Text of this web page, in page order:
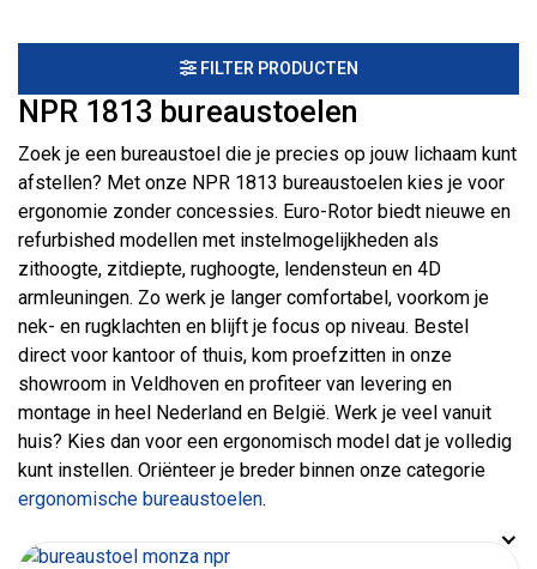
FILTER PRODUCTEN
NPR 1813 bureaustoelen
Zoek je een bureaustoel die je precies op jouw lichaam kunt
afstellen? Met onze NPR 1813 bureaustoelen kies je voor
ergonomie zonder concessies. Euro-Rotor biedt nieuwe en
refurbished modellen met instelmogelijkheden als
zithoogte, zitdiepte, rughoogte, lendensteun en 4D
armleuningen. Zo werk je langer comfortabel, voorkom je
nek- en rugklachten en blijft je focus op niveau. Bestel
direct voor kantoor of thuis, kom proefzitten in onze
showroom in Veldhoven en profiteer van levering en
montage in heel Nederland en België. Werk je veel vanuit
huis? Kies dan voor een ergonomisch model dat je volledig
kunt instellen. Oriënteer je breder binnen onze categorie
ergonomische bureaustoelen.